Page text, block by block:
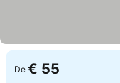
De € 55